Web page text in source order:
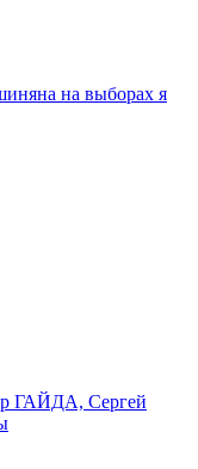
на выборах я
Сергей